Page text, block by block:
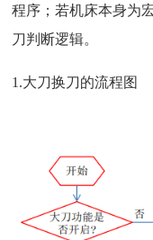
程序；若机床本身为
刀判断逻辑。
1.大刀换刀的流程图